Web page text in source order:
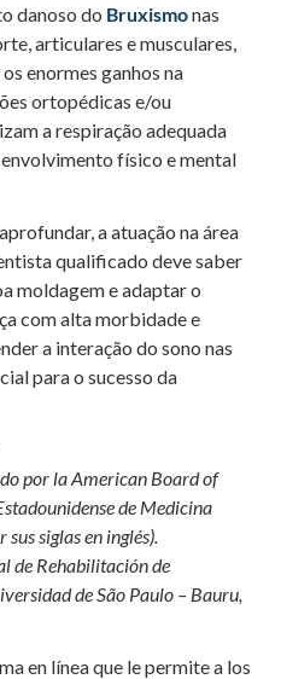
danoso do Bruxismonas
articulares e musculares,
enormes ganhos na
ortopédicas e/ou
a respiração adequada
físico e mental
a atuação na área
qualificado deve saber
moldagem e adaptar o
com alta morbidade e
a interação do sono nas
para o sucesso da
por la American Board of
de Medicina
siglas en inglés).
de Rehabilitación de
de São Paulo – Bauru,
en línea que le permite a los